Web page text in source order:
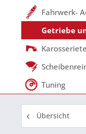
Fahrwerk-
Getriebe
Tuning
Übersicht